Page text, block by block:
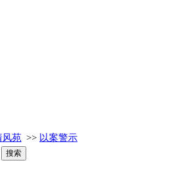
风苑 >> 以案警示